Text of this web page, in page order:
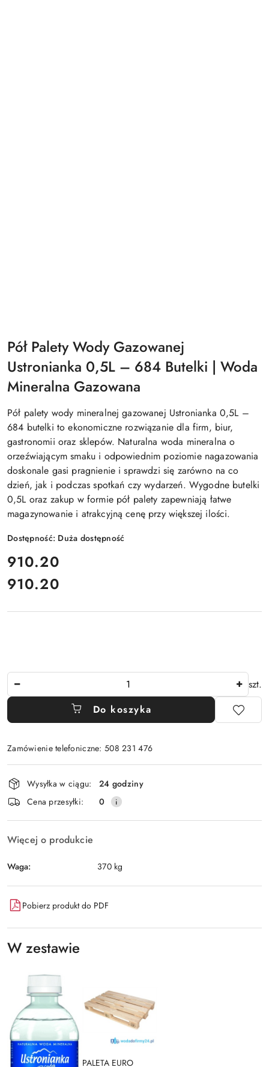
Pół Palety Wody Gazowanej
Ustronianka 0,5L – 684 Butelki | Woda
Mineralna Gazowana
Pół palety wody mineralnej gazowanej Ustronianka 0,5L –
684 butelki to ekonomiczne rozwiązanie dla firm, biur,
gastronomii oraz sklepów. Naturalna woda mineralna o
orzeźwiającym smaku i odpowiednim poziomie nagazowania
doskonale gasi pragnienie i sprawdzi się zarówno na co
dzień, jak i podczas spotkań czy wydarzeń. Wygodne butelki
0,5L oraz zakup w formie pół palety zapewniają łatwe
magazynowanie i atrakcyjną cenę przy większej ilości.
Dostępność: Duża dostępność
cena:
910.20
Cena:
910.20
szt.
Do koszyka
Zamówienie telefoniczne: 508 231 476
Dostępność
i
dostawa
Wysyłka w ciągu:
24 godziny
Cena przesyłki:
0
Więcej o produkcie
Waga: 370 kg
Pobierz produkt do PDF
W zestawie
PALETA EURO